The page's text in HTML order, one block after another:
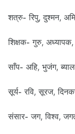
शत्रु- रिपु, दुश्मन,
शिक्षक- गुरु, अध्यापक,
साँप- अहि, भुजंग,
सूर्य- रवि, सूरज,
संसार- जग, विश्व,